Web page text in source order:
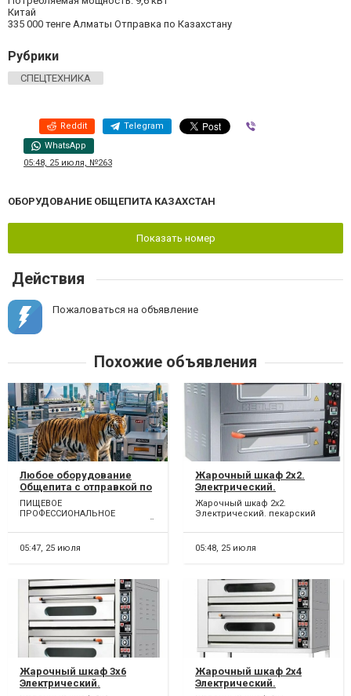
Китай
335 000 тенге Алматы Отправка по Казахстану
Рубрики
СПЕЦТЕХНИКА
Reddit Telegram
WhatsApp
05:48, 25 июля, №263
ОБОРУДОВАНИЕ ОБЩЕПИТА КАЗАХСТАН
Показать номер
Действия
Пожаловаться на объявление
Похожие объявления
Любое оборудование
Общепита с отправкой по
Казахстану
ПИЩЕВОЕ
ПРОФЕССИОНАЛЬНОЕ
С ОТПРАВКОЙ ПО КАЗАХСТАНУ!
ЦЕНЫ ПО ТЕЛЕФОНАМ: +7...
05:47, 25 июля
Жарочный шкаф 2х2.
Электрический.
пекарский Шкаф
пекарский электрический
Предназначение:
Идеален для выпечки
Этот 2-уровневый
пекарский шкаф
значительно увеличивает
производительность и
является
Жарочный шкаф 2х2.
Электрический. пекарский
электрический 2-уровневый
Предназначе...
05:48, 25 июля
Жарочный шкаф 3х6
Электрический.
Жарочный шкаф 2х4
Электрический.